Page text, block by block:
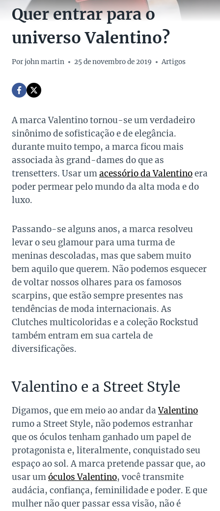
Quer entrar para o
universo Valentino?
Porjohn martin 25 de novembro de 2019 Artigos
A marca Valentino tornou-se um verdadeiro
sinônimo de sofisticação e de elegância.
durante muito tempo, a marca ficou mais
associada às grand-dames do que as
trensetters. Usar umacessório da Valentinoera
poder permear pelo mundo da alta moda e do
luxo.
Passando-se alguns anos, a marca resolveu
levar o seu glamour para uma turma de
meninas descoladas, mas que sabem muito
bem aquilo que querem. Não podemos esquecer
de voltar nossos olhares para os famosos
scarpins, que estão sempre presentes nas
tendências de moda internacionais. As
Clutches multicoloridas e a coleção Rockstud
também entram em sua cartela de
diversificações.
Valentino e a Street Style
Digamos, que em meio ao andar daValentino
rumo a Street Style, não podemos estranhar
que os óculos tenham ganhado um papel de
protagonista e, literalmente, conquistado seu
espaço ao sol. A marca pretende passar que, ao
usar umóculos Valentino, você transmite
audácia, confiança, feminilidade e poder. E que
mulher não quer passar essa visão, não é